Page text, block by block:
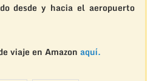
desde y hacia el aeropuerto
viaje en Amazon aquí.